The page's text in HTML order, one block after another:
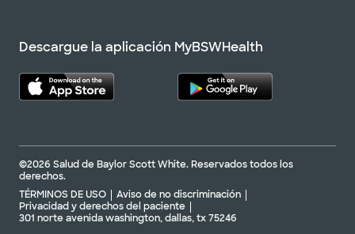
Descargue la aplicación MyBSWHealth
©2026 Salud de Baylor Scott White. Reservados todos los
derechos.
TÉRMINOS DE USO
Aviso de no discriminación
Privacidad y derechos del paciente
301 norte avenida washington, dallas, tx 75246